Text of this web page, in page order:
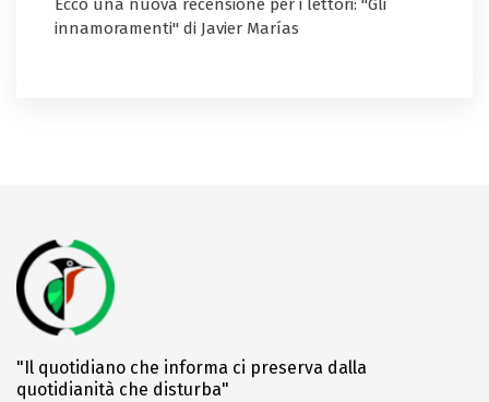
Ecco una nuova recensione per i lettori: "Gli
innamoramenti" di Javier Marías
"Il quotidiano che informa ci preserva dalla
quotidianità che disturba"